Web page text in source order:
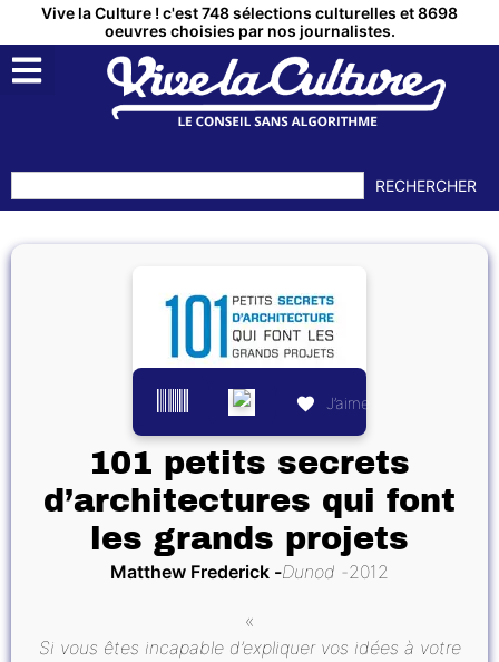
Vive la Culture ! c'est 748 sélections culturelles et 8698
oeuvres choisies par nos journalistes.
RECHERCHER
J’aime
101 petits secrets
d’architectures qui font
les grands projets
Matthew Frederick Dunod 2012
«
Si vous êtes incapable d’expliquer vos idées à votre